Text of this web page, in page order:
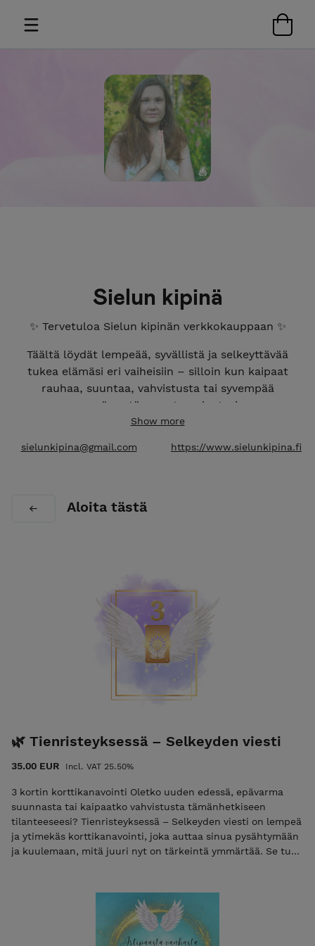
Sielun kipinä
✨ Tervetuloa Sielun kipinän verkkokauppaan ✨
Täältä löydät lempeää, syvällistä ja selkeyttävää
tukea elämäsi eri vaiheisiin – silloin kun kaipaat
rauhaa, suuntaa, vahvistusta tai syvempää
ymmärrystä omasta polustasi.
etsimässä yhteyttä itseesi, löydät täältä juuri tähän
Jos et tiedä mistä aloittaa, suuntaa kohtaan
Jos kaipaat syvempää oivallusta, löydät
tuotteita oman polun ja menneiden elämiesi
ymmärrykseen.
Kulje omaa matkaasi lempeydellä – oikea seuraava
askel löytyy usein silloin, kun pysähdymme hetkeksi
Show more
sielunkipina@gmail.com https://www.sielunkipina.fi
Aloita tästä
🌿 Tienristeyksessä – Selkeyden viesti
35.00 EUR Incl. VAT 25.50%
3 kortin korttikanavointi Oletko uuden edessä, epävarma
suunnasta tai kaipaatko vahvistusta tämänhetkiseen
tilanteeseesi? Tienristeyksessä – Selkeyden viesti on lempeä
ja ytimekäs korttikanavointi, joka auttaa sinua pysähtymään
ja kuulemaan, mitä juuri nyt on tärkeintä ymmärtää. Se tuo
Kanavoinnissa vastaanotetaan ohjausta sinulle
ajankohtaisilta enkeleiltä, oppailta ja ylösnousseilta
mestareilta. Saat lempeää tukea ja vahvistusta siihen, missä
olet nyt – ja mikä on seuraava askel. Tämä kanavointi sopii